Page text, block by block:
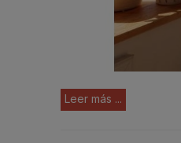
Leer más ...